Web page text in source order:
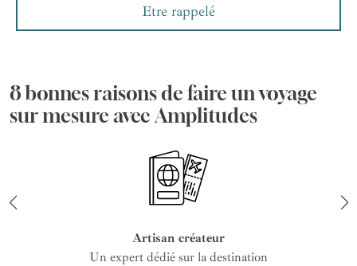
Etre rappelé
8 bonnes raisons de faire un voyage
sur mesure avec Amplitudes
Artisan créateur
Un expert dédié sur la destination